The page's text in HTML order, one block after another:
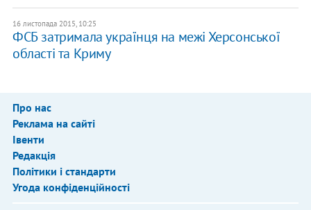
16 листопада 2015, 10:25
ФСБ затримала українця на межі Херсонської
області та Криму
Про нас
Реклама на сайті
Івенти
Редакція
Політики і стандарти
Угода конфіденційності